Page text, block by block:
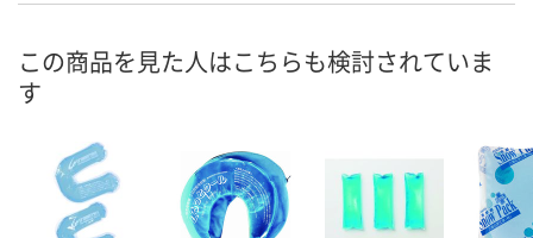
この商品を見た人はこちらも検討されていま
す